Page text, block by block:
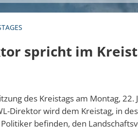
spricht im
des Kreistags am Montag,
Direktor wird dem Kreistag, in
befinden, den